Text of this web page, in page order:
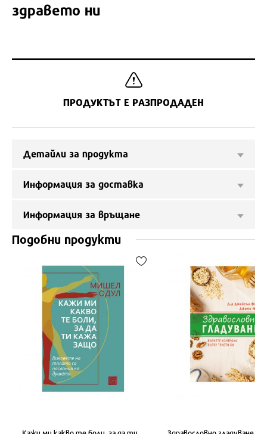
здравето ни
ПРОДУКТЪТ Е РАЗПРОДАДЕН
Детайли за продукта
Информация за доставка
Информация за връщане
Подобни продукти